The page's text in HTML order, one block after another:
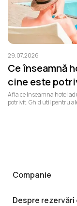
29.07.2026
Ce înseamnă
cine este
Afla ce inseamna hotel
potrivit. Ghid util pentru
Companie
Despre